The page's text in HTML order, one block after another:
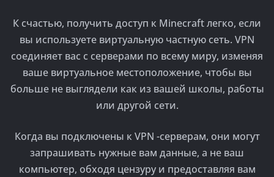
К счастью, получить доступ к Minecraft легко, если
вы используете виртуальную частную сеть. VPN
соединяет вас с серверами по всему миру, изменяя
ваше виртуальное местоположение, чтобы вы
больше не выглядели как из вашей школы, работы
или другой сети.
Когда вы подключены к VPN -серверам, они могут
запрашивать нужные вам данные, а не ваш
компьютер, обходя цензуру и предоставляя вам